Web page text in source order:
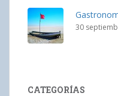
30
CATEGORÍAS